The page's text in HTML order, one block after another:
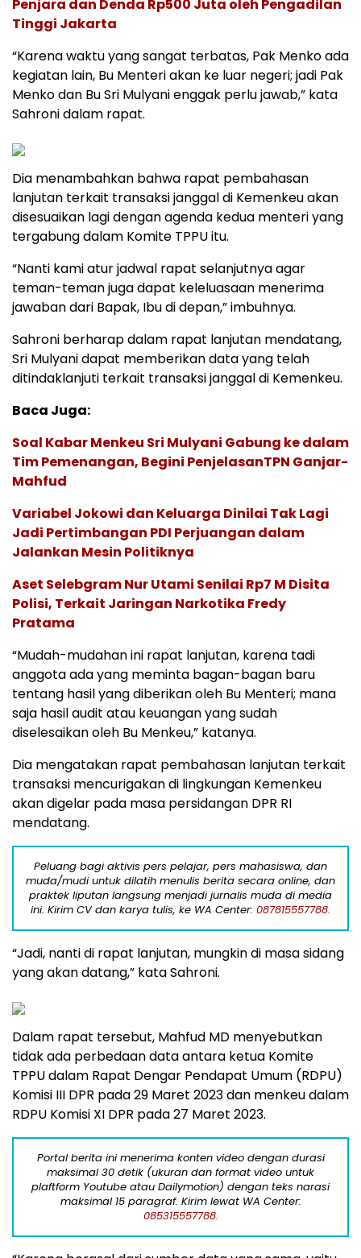
Penjara dan Denda Rp500 Juta oleh Pengadilan
Tinggi Jakarta
“Karena waktu yang sangat terbatas, Pak Menko ada
kegiatan lain, Bu Menteri akan ke luar negeri; jadi Pak
Menko dan Bu Sri Mulyani enggak perlu jawab,” kata
Sahroni dalam rapat.
Dia menambahkan bahwa rapat pembahasan
lanjutan terkait transaksi janggal di Kemenkeu akan
disesuaikan lagi dengan agenda kedua menteri yang
tergabung dalam Komite TPPU itu.
“Nanti kami atur jadwal rapat selanjutnya agar
teman-teman juga dapat keleluasaan menerima
jawaban dari Bapak, Ibu di depan,” imbuhnya.
Sahroni berharap dalam rapat lanjutan mendatang,
Sri Mulyani dapat memberikan data yang telah
ditindaklanjuti terkait transaksi janggal di Kemenkeu.
Baca Juga:
Soal Kabar Menkeu Sri Mulyani Gabung ke dalam
Tim Pemenangan, Begini PenjelasanTPN Ganjar-
Mahfud
Variabel Jokowi dan Keluarga Dinilai Tak Lagi
Jadi Pertimbangan PDI Perjuangan dalam
Jalankan Mesin Politiknya
Aset Selebgram Nur Utami Senilai Rp7 M Disita
Polisi, Terkait Jaringan Narkotika Fredy
Pratama
“Mudah-mudahan ini rapat lanjutan, karena tadi
anggota ada yang meminta bagan-bagan baru
tentang hasil yang diberikan oleh Bu Menteri; mana
saja hasil audit atau keuangan yang sudah
diselesaikan oleh Bu Menkeu,” katanya.
Dia mengatakan rapat pembahasan lanjutan terkait
transaksi mencurigakan di lingkungan Kemenkeu
akan digelar pada masa persidangan DPR RI
mendatang.
Peluang bagi aktivis pers pelajar, pers mahasiswa, dan
muda/mudi untuk dilatih menulis berita secara online, dan
praktek liputan langsung menjadi jurnalis muda di media
ini. Kirim CV dan karya tulis, ke WA Center: 087815557788.
“Jadi, nanti di rapat lanjutan, mungkin di masa sidang
yang akan datang,” kata Sahroni.
Dalam rapat tersebut, Mahfud MD menyebutkan
tidak ada perbedaan data antara ketua Komite
TPPU dalam Rapat Dengar Pendapat Umum (RDPU)
Komisi III DPR pada 29 Maret 2023 dan menkeu dalam
RDPU Komisi XI DPR pada 27 Maret 2023.
Portal berita ini menerima konten video dengan durasi
maksimal 30 detik (ukuran dan format video untuk
plaftform Youtube atau Dailymotion) dengan teks narasi
maksimal 15 paragraf. Kirim lewat WA Center:
085315557788.